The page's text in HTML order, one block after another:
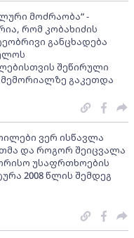
მოძრაობა“ -
რომ კობახიძის
განცხადება
შეწირული
მემორიალზე გაკეთდა
ვერ ისწავლა
და როგორ შეიცვალა
უსაფრთხოების
2008 წლის შემდეგ